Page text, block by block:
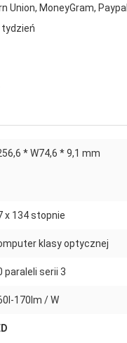
Union, MoneyGram, Paypal
* W74,6 * 9,1 mm
x 134 stopnie
klasy optycznej
paraleli serii 3
170lm / W